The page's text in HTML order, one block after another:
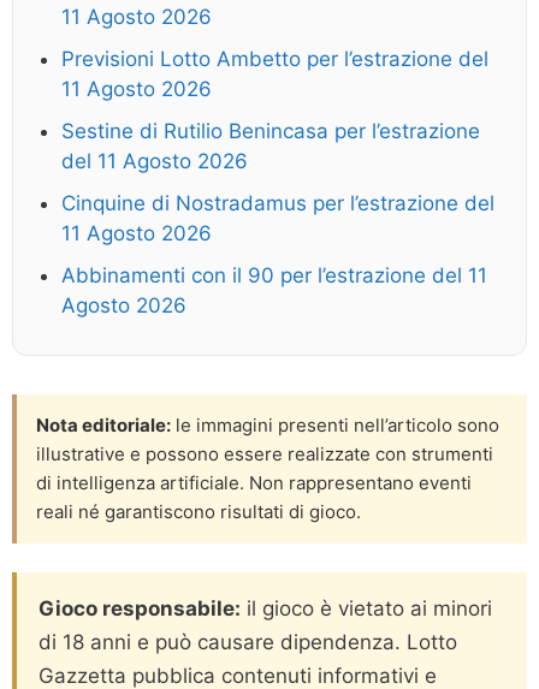
11 Agosto 2026
Previsioni Lotto Ambetto per l’estrazione del
11 Agosto 2026
Sestine di Rutilio Benincasa per l’estrazione
del 11 Agosto 2026
Cinquine di Nostradamus per l’estrazione del
11 Agosto 2026
Abbinamenti con il 90 per l’estrazione del 11
Agosto 2026
Nota editoriale: le immagini presenti nell’articolo sono
illustrative e possono essere realizzate con strumenti
di intelligenza artificiale. Non rappresentano eventi
reali né garantiscono risultati di gioco.
Gioco responsabile: il gioco è vietato ai minori
di 18 anni e può causare dipendenza. Lotto
Gazzetta pubblica contenuti informativi e